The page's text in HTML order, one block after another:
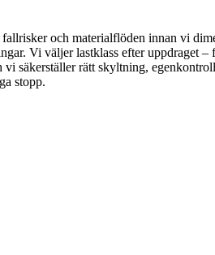
och materialflöden innan vi
Vi väljer lastklass efter uppdraget –
vi säkerställer rätt skyltning,
stopp.